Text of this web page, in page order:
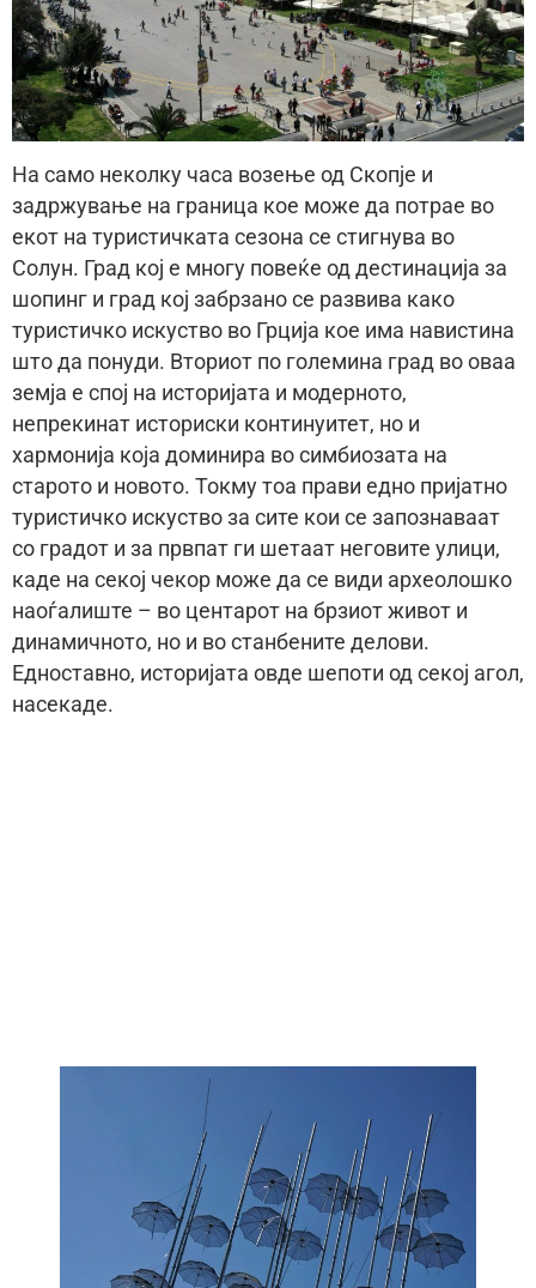
На само неколку часа возење од Скопје и
задржување на граница кое може да потрае во
екот на туристичката сезона се стигнува во
Солун. Град кој е многу повеќе од дестинација за
шопинг и град кој забрзано се развива како
туристичко искуство во Грција кое има навистина
што да понуди. Вториот по големина град во оваа
земја е спој на историјата и модерното,
непрекинат историски континуитет, но и
хармонија која доминира во симбиозата на
старото и новото. Токму тоа прави едно пријатно
туристичко искуство за сите кои се запознаваат
со градот и за првпат ги шетаат неговите улици,
каде на секој чекор може да се види археолошкo
наоѓалиште – во центарот на брзиот живот и
динамичното, но и во станбените делови.
Едноставно, историјата овде шепоти од секој агол,
насекаде.